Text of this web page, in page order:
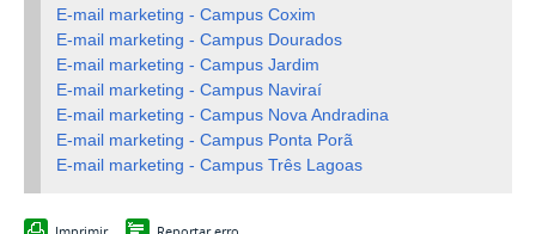
E-mail marketing - Campus Coxim
E-mail marketing - Campus Dourados
E-mail marketing - Campus Jardim
E-mail marketing - Campus Naviraí
E-mail marketing - Campus Nova Andradina
E-mail marketing - Campus Ponta Porã
E-mail marketing - Campus Três Lagoas